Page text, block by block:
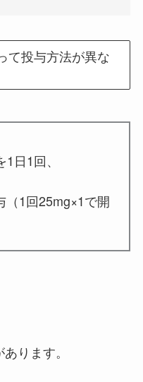
て投与方法が異な
日1回、
（1回25mg×1で開
ります。